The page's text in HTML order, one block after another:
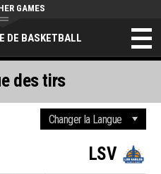
DE BASKETBALL
GAMES
LSV
des tirs